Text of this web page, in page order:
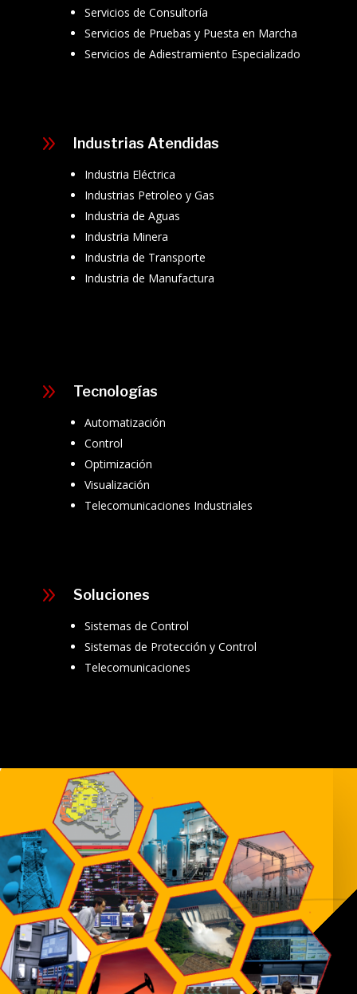
Servicios de Consultoría
Servicios de Pruebas y Puesta en Marcha
Servicios de Adiestramiento Especializado
9 Industrias Atendidas
Industria Eléctrica
Industrias Petroleo y Gas
Industria de Aguas
Industria Minera
Industria de Transporte
Industria de Manufactura
9 Tecnologías
Automatización
Control
Optimización
Visualización
Telecomunicaciones Industriales
9 Soluciones
Sistemas de Control
Sistemas de Protección y Control
Telecomunicaciones